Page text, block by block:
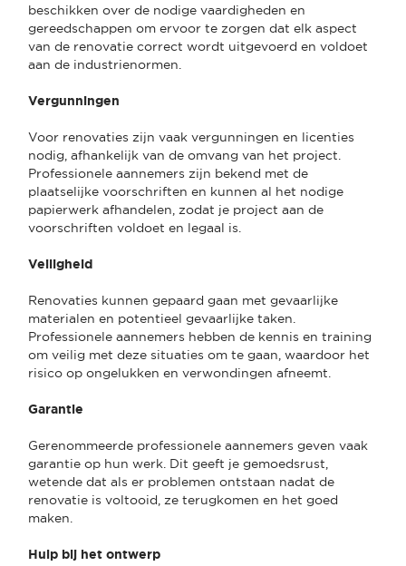
beschikken over de nodige vaardigheden en
gereedschappen om ervoor te zorgen dat elk aspect
van de renovatie correct wordt uitgevoerd en voldoet
aan de industrienormen.
Vergunningen
Voor renovaties zijn vaak vergunningen en licenties
nodig, afhankelijk van de omvang van het project.
Professionele aannemers zijn bekend met de
plaatselijke voorschriften en kunnen al het nodige
papierwerk afhandelen, zodat je project aan de
voorschriften voldoet en legaal is.
Veiligheid
Renovaties kunnen gepaard gaan met gevaarlijke
materialen en potentieel gevaarlijke taken.
Professionele aannemers hebben de kennis en training
om veilig met deze situaties om te gaan, waardoor het
risico op ongelukken en verwondingen afneemt.
Garantie
Gerenommeerde professionele aannemers geven vaak
garantie op hun werk. Dit geeft je gemoedsrust,
wetende dat als er problemen ontstaan nadat de
renovatie is voltooid, ze terugkomen en het goed
maken.
Hulp bij het ontwerp